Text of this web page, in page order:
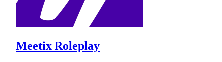
Meetix Roleplay